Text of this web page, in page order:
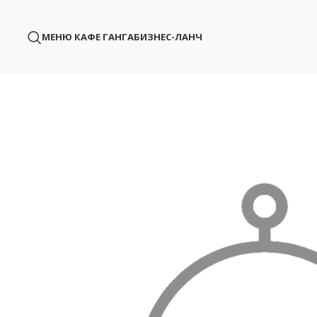
МЕНЮ КАФЕ ГАНГАБИЗНЕС-ЛАНЧ